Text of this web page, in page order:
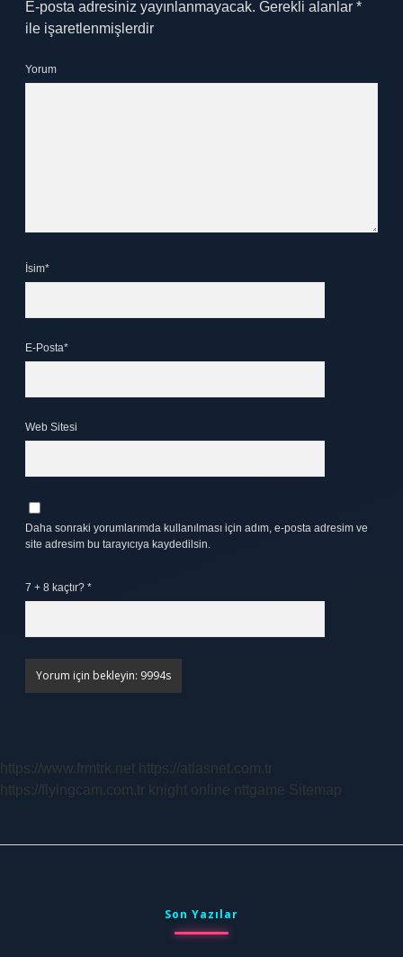
E-posta adresiniz yayınlanmayacak. Gerekli alanlar *
ile işaretlenmişlerdir
Yorum
İsim*
E-Posta*
Web Sitesi
Daha sonraki yorumlarımda kullanılması için adım, e-posta adresim ve
site adresim bu tarayıcıya kaydedilsin.
7 + 8 kaçtır? *
https://www.frmtrk.net https://atlasnet.com.tr
https://flyingcam.com.tr knight online nttgame Sitemap
Son Yazılar